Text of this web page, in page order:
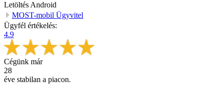
Letöltés Android
MOST-mobil Ügyvitel
Ügyfél értékelés:
4.9
Cégünk már
28
éve stabilan a piacon.